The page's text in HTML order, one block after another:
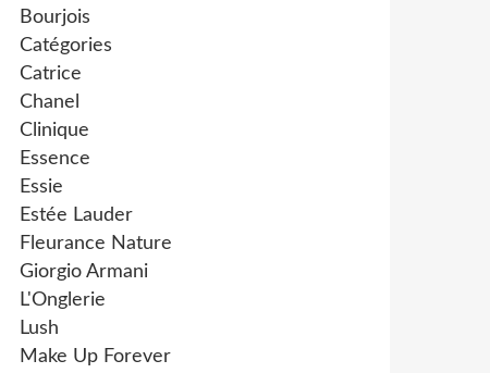
Bourjois
Catégories
Catrice
Chanel
Clinique
Essence
Essie
Estée Lauder
Fleurance Nature
Giorgio Armani
L'Onglerie
Lush
Make Up Forever